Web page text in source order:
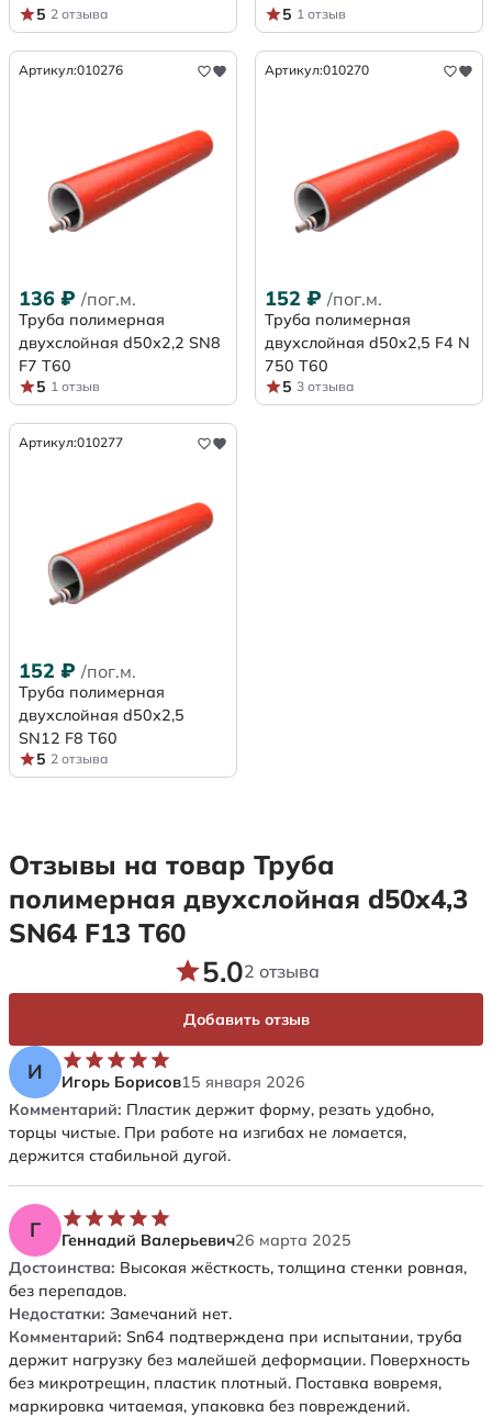
5 2 отзыва
5 1 отзыв
Артикул:010276
136 ₽ /пог.м.
Труба полимерная
двухслойная d50х2,2 SN8
F7 Т60
5 1 отзыв
Артикул:010270
152 ₽ /пог.м.
Труба полимерная
двухслойная d50x2,5 F4 N
750 Т60
5 3 отзыва
Артикул:010277
152 ₽ /пог.м.
Труба полимерная
двухслойная d50х2,5
SN12 F8 Т60
5 2 отзыва
Отзывы на товар Труба
полимерная двухслойная d50х4,3
SN64 F13 Т60
И Игорь Борисов15 января 2026
Комментарий: Пластик держит форму, резать удобно,
торцы чистые. При работе на изгибах не ломается,
держится стабильной дугой.
Г Геннадий Валерьевич26 марта 2025
Достоинства: Высокая жёсткость, толщина стенки ровная,
без перепадов.
Недостатки: Замечаний нет.
Комментарий: Sn64 подтверждена при испытании, труба
держит нагрузку без малейшей деформации. Поверхность
без микротрещин, пластик плотный. Поставка вовремя,
маркировка читаемая, упаковка без повреждений.
5.02 отзыва
Добавить отзыв